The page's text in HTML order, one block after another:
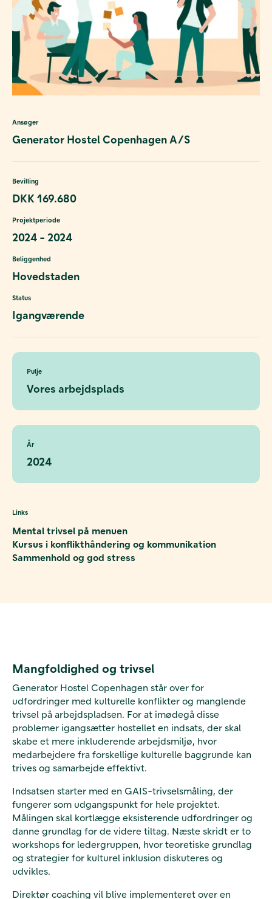
Ansøger
Generator Hostel Copenhagen A/S
Bevilling
DKK 169.680
Projektperiode
2024 - 2024
Beliggenhed
Hovedstaden
Status
Igangværende
Pulje
Vores arbejdsplads
År
2024
Links
Mental trivsel på menuen
Kursus i konflikthåndering og kommunikation
Sammenhold og god stress
Mangfoldighed og trivsel
Generator Hostel Copenhagen står over for
udfordringer med kulturelle konflikter og manglende
trivsel på arbejdspladsen. For at imødegå disse
problemer igangsætter hostellet en indsats, der skal
skabe et mere inkluderende arbejdsmiljø, hvor
medarbejdere fra forskellige kulturelle baggrunde kan
trives og samarbejde effektivt.
Indsatsen starter med en GAIS-trivselsmåling, der
fungerer som udgangspunkt for hele projektet.
Målingen skal kortlægge eksisterende udfordringer og
danne grundlag for de videre tiltag. Næste skridt er to
workshops for ledergruppen, hvor teoretiske grundlag
og strategier for kulturel inklusion diskuteres og
udvikles.
Direktør coaching vil blive implementeret over en